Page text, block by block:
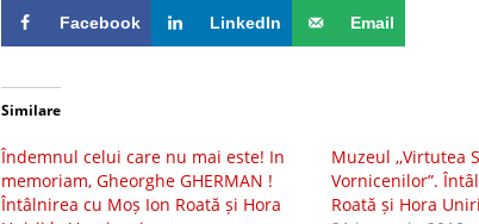
Facebook LinkedIn Email
Similare
Îndemnul celui care nu mai este! In
memoriam, Gheorghe GHERMAN !
Întâlnirea cu Moș Ion Roată și Hora
Muzeul ,,Virtutea
Vornicenilor”.
Roată și Hora